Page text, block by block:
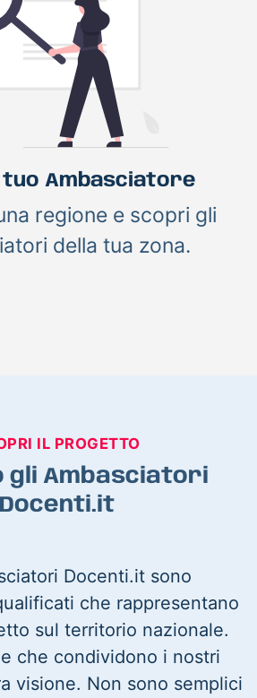
Ambasciatore
regione e scopri gli
della tua zona.
IL PROGETTO
gli Ambasciatori
Docenti.it
Docenti.it sono
che rappresentano
sul territorio nazionale.
che condividono i nostri
visione. Non sono semplici